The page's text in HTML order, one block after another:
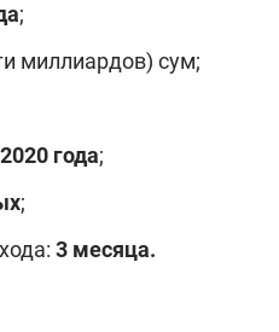
;
миллиардов) сум;
2020 года;
;
3 месяца.